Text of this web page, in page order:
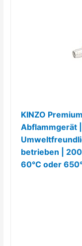
KINZO
Abflammgerät |
betrieben |
60°C oder